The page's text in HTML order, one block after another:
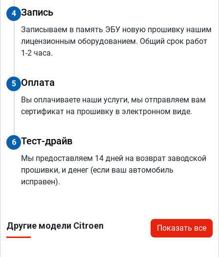
4 Запись
Записываем в память ЭБУ новую прошивку нашим
лицензионным оборудованием. Общий срок работ
1-2 часа.
5 Оплата
Вы оплачиваете наши услуги, мы отправляем вам
сертификат на прошивку в электронном виде.
6 Тест-драйв
Мы предоставляем 14 дней на возврат заводской
прошивки, и денег (если ваш автомобиль
исправен).
Другие модели Citroen Показать все